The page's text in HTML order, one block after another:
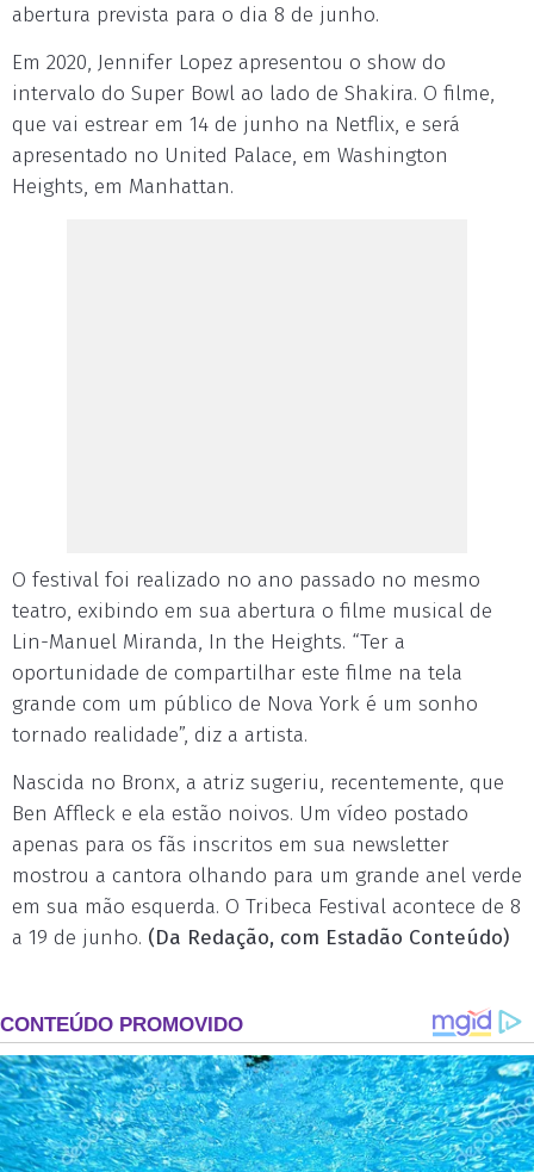
abertura prevista para o dia 8 de junho.
Em 2020, Jennifer Lopez apresentou o show do
intervalo do Super Bowl ao lado de Shakira. O filme,
que vai estrear em 14 de junho na Netflix, e será
apresentado no United Palace, em Washington
Heights, em Manhattan.
O festival foi realizado no ano passado no mesmo
teatro, exibindo em sua abertura o filme musical de
Lin-Manuel Miranda, In the Heights. “Ter a
oportunidade de compartilhar este filme na tela
grande com um público de Nova York é um sonho
tornado realidade”, diz a artista.
Nascida no Bronx, a atriz sugeriu, recentemente, que
Ben Affleck e ela estão noivos. Um vídeo postado
apenas para os fãs inscritos em sua newsletter
mostrou a cantora olhando para um grande anel verde
em sua mão esquerda. O Tribeca Festival acontece de 8
a 19 de junho. (Da Redação, com Estadão Conteúdo)